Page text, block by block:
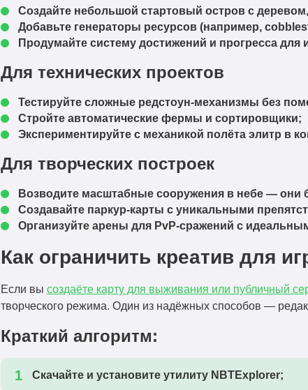
Создайте небольшой стартовый остров с
Добавьте генераторы ресурсов (например,
Продумайте систему достижений и прогресса для
Для технических проектов
Тестируйте сложные редстоун-механизмы без
Стройте автоматические фермы и сортировщики;
Экспериментируйте с механикой полёта элитр в
Для творческих построек
Возводите масштабные сооружения в небе — они
Создавайте паркур-карты с уникальными
Организуйте арены для PvP-сражений с
Как ограничить креатив для
Если вы создаёте карту для выживания или публичный
творческого режима. Один из надёжных способов —
Краткий алгоритм:
Скачайте и установите утилиту NBTExplorer;